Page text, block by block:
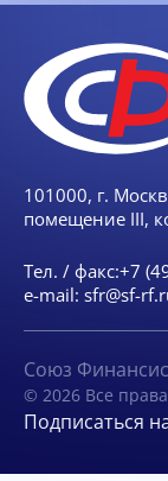
101000, г.
помещение III,
Тел. / факс:+7
e-mail: sfr@sf-
Союз
© 2026 Все
Подписаться